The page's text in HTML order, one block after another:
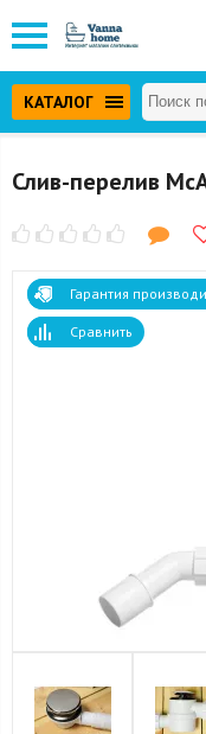
КАТАЛОГ
Слив-перелив
Гарантия
Сравнить